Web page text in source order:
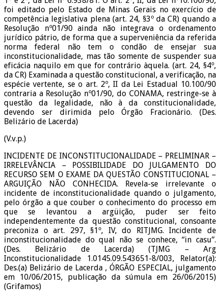
foi editado pelo Estado de Minas Gerais no exercício de
competência legislativa plena (art. 24, §3º da CR) quando a
Resolução nº01/90 ainda não integrava o ordenamento
jurídico pátrio, de forma que a superveniência da referida
norma federal não tem o condão de ensejar sua
inconstitucionalidade, mas tão somente de suspender sua
eficácia naquilo em que for contrário àquela. (art. 24, §4º,
da CR) Examinada a questão constitucional, a verificação, na
espécie vertente, se o art. 2º, II da Lei Estadual 10.100/90
contraria a Resolução nº01/90, do CONAMA, restringe-se à
questão da legalidade, não à da constitucionalidade,
devendo ser dirimida pelo Órgão Fracionário. (Des.
Belizário de Lacerda)
(V.v.p.)
INCIDENTE DE INCONSTITUCIONALIDADE – PRELIMINAR –
IRRELEVÂNCIA – POSSIBILIDADE DO JULGAMENTO DO
RECURSO SEM O EXAME DA QUESTÃO CONSTITUCIONAL –
ARGUIÇÃO NÃO CONHECIDA. Revela-se irrelevante o
incidente de inconstitucionalidade quando o julgamento,
pelo órgão a que couber o conhecimento do processo em
que se levantou a argüição, puder ser feito
independentemente da questão constitucional, consoante
preconiza o art. 297, §1º, IV, do RITJMG. Incidente de
inconstitucionalidade do qual não se conhece, “in casu”.
(Des. Belizário de Lacerda) (TJMG – Arg
Inconstitucionalidade 1.0145.09.543651-8/003, Relator(a):
Des.(a) Belizário de Lacerda , ÓRGÃO ESPECIAL, julgamento
em 10/06/2015, publicação da súmula em 26/06/2015)
(Grifamos)